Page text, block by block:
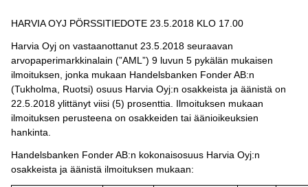
HARVIA OYJ PÖRSSITIEDOTE 23.5.2018 KLO 17.00
Harvia Oyj on vastaanottanut 23.5.2018 seuraavan
arvopaperimarkkinalain (”AML”) 9 luvun 5 pykälän mukaisen
ilmoituksen, jonka mukaan Handelsbanken Fonder AB:n
(Tukholma, Ruotsi) osuus Harvia Oyj:n osakkeista ja äänistä on
22.5.2018 ylittänyt viisi (5) prosenttia. Ilmoituksen mukaan
ilmoituksen perusteena on osakkeiden tai äänioikeuksien
hankinta.
Handelsbanken Fonder AB:n kokonaisosuus Harvia Oyj:n
osakkeista ja äänistä ilmoituksen mukaan: